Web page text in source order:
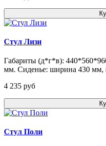
Стул Лизи
Габариты (д*г*в):
мм. Сиденье: ширина 430 мм,
4 235 pуб
Стул Поли